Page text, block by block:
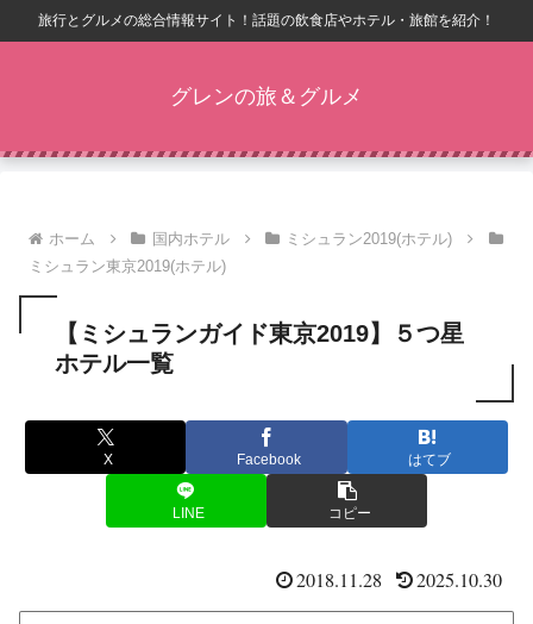
旅行とグルメの総合情報サイト！話題の飲食店やホテル・旅館を紹介！
グレンの旅＆グルメ
ホーム 国内ホテル
ミシュラン2019(ホテル)
ミシュラン東京2019(ホテル)
【ミシュランガイド東京2019】５つ星
ホテル一覧
X Facebook はてブ
LINE コピー
2018.11.28 2025.10.30